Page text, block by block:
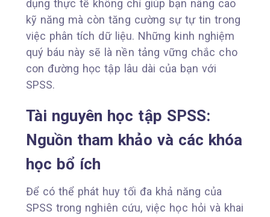
dụng thực tế không chỉ giúp bạn nâng cao
kỹ năng mà còn tăng cường sự tự tin trong
việc phân tích dữ liệu. Những kinh nghiệm
quý báu này sẽ là nền tảng vững chắc cho
con đường học tập lâu dài của bạn với
SPSS.
Tài nguyên học tập SPSS:
Nguồn tham khảo và các khóa
học bổ ích
Để có thể phát huy tối đa khả năng của
SPSS trong nghiên cứu, việc học hỏi và khai